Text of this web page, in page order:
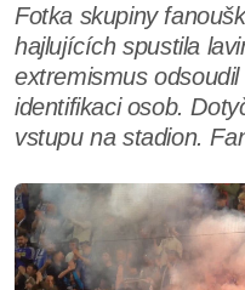
Fotka skupiny
hajlujících spustila
extremismus
identifikaci osob.
vstupu na stadion.